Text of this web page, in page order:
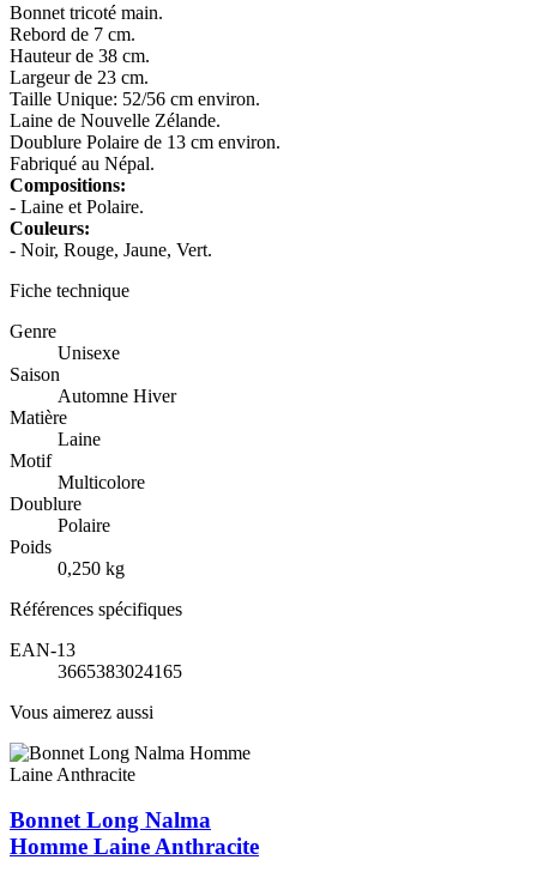
Bonnet tricoté main.
Rebord de 7 cm.
Hauteur de 38 cm.
Largeur de 23 cm.
Taille Unique: 52/56 cm environ.
Laine de Nouvelle Zélande.
Doublure Polaire de 13 cm environ.
Fabriqué au Népal.
Compositions:
- Laine et Polaire.
Couleurs:
- Noir, Rouge, Jaune, Vert.
Fiche technique
Genre
Unisexe
Saison
Automne Hiver
Matière
Laine
Motif
Multicolore
Doublure
Polaire
Poids
0,250 kg
Références spécifiques
EAN-13
3665383024165
Vous aimerez aussi
Bonnet Long Nalma
Homme Laine Anthracite